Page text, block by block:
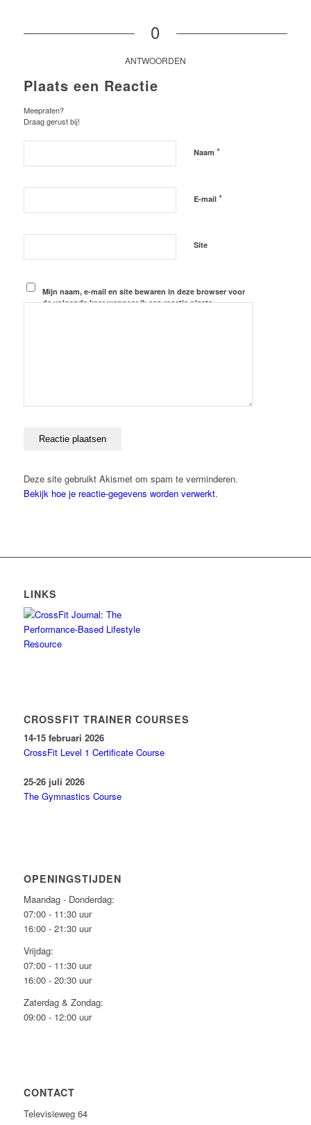
0
ANTWOORDEN
Plaats een Reactie
Meepraten?
Draag gerust bij!
Naam *
E-mail *
Site
Mijn naam, e-mail en site bewaren in deze browser voor
de volgende keer wanneer ik een reactie plaats.
Deze site gebruikt Akismet om spam te verminderen.
Bekijk hoe je reactie-gegevens worden verwerkt.
LINKS
CROSSFIT TRAINER COURSES
14-15 februari 2026
CrossFit Level 1 Certificate Course
25-26 juli 2026
The Gymnastics Course
OPENINGSTIJDEN
Maandag - Donderdag:
07:00 - 11:30 uur
16:00 - 21:30 uur
Vrijdag:
07:00 - 11:30 uur
16:00 - 20:30 uur
Zaterdag & Zondag:
09:00 - 12:00 uur
CONTACT
Televisieweg 64